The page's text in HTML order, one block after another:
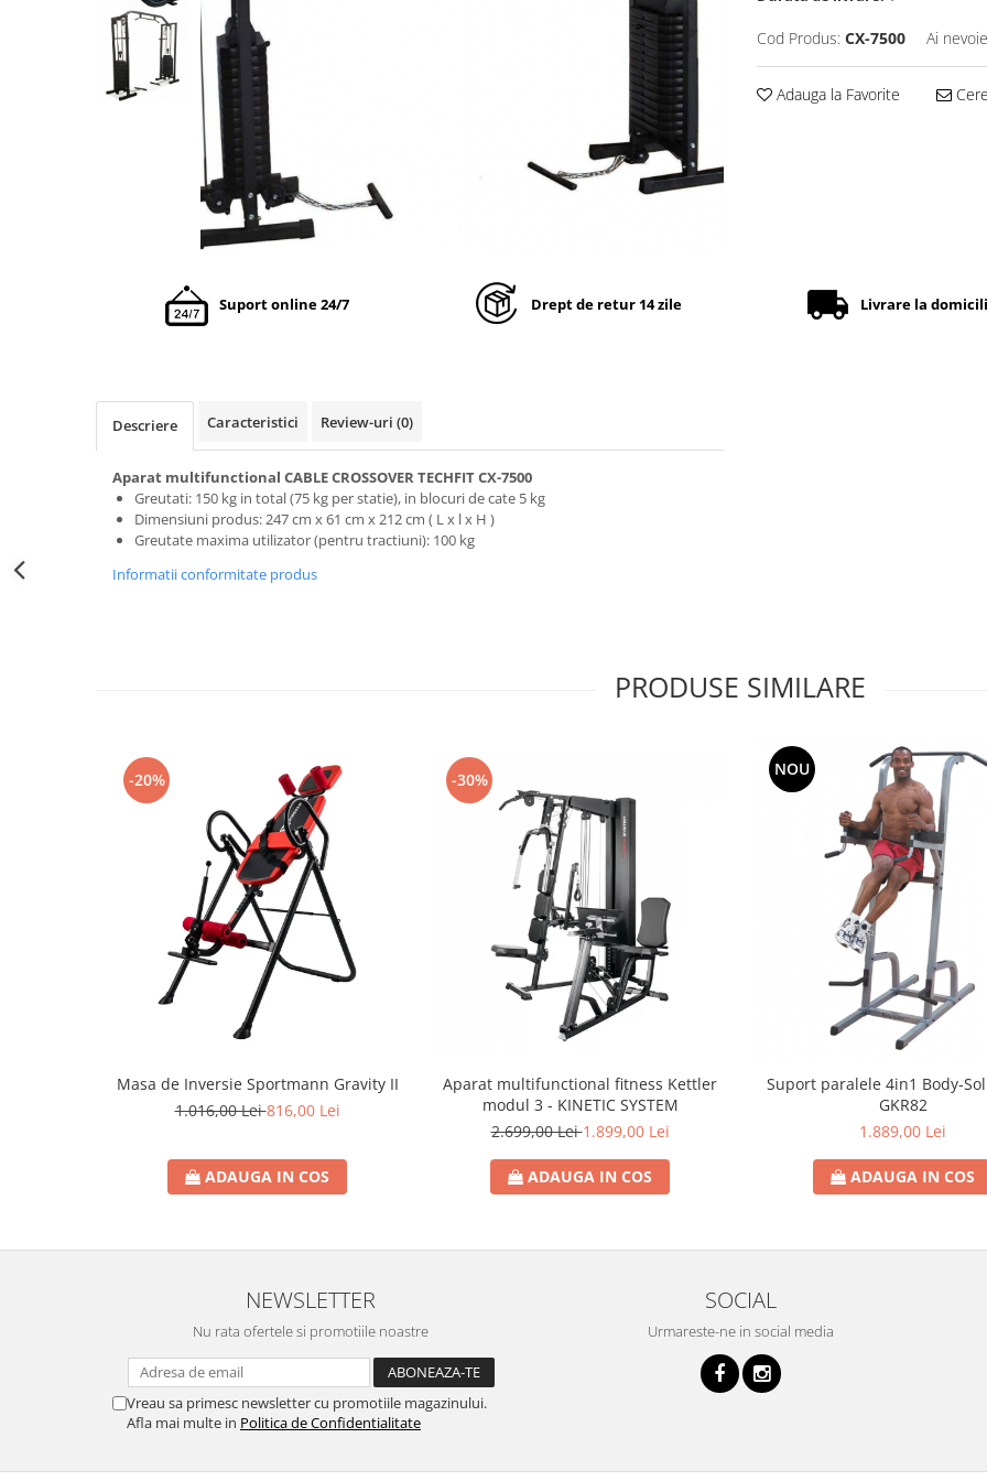
Cod Produs: CX-7500 Ai
Adauga la Favorite
Suport online 24/7 Drept de retur 14 zile Livrare la
Descriere Caracteristici Review-uri (0)
Aparat multifunctional CABLE CROSSOVER TECHFIT CX-7500
Greutati: 150 kg in total (75 kg per statie), in blocuri de cate 5 kg
Dimensiuni produs: 247 cm x 61 cm x 212 cm ( L x l x H )
Greutate maxima utilizator (pentru tractiuni): 100 kg
Informatii conformitate produs
PRODUSE SIMILARE
-20%
Masa de Inversie Sportmann Gravity II
1.016,00 Lei816,00 Lei
ADAUGA IN COS
-30%
Aparat multifunctional fitness Kettler
modul 3 - KINETIC SYSTEM
2.699,00 Lei1.899,00 Lei
ADAUGA IN COS
NOU
Suport paralele 4in1 Body-
GKR82
1.889,00 Lei
ADAUGA IN COS
NEWSLETTER
Nu rata ofertele si promotiile noastre
Vreau sa primesc newsletter cu promotiile magazinului.
Afla mai multe in Politica de Confidentialitate
SOCIAL
Urmareste-ne in social media